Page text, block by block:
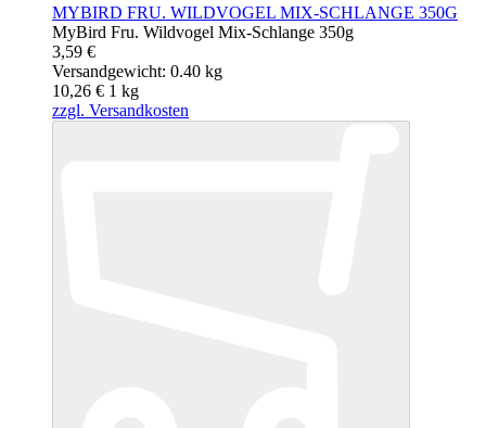
MYBIRD FRU. WILDVOGEL MIX-SCHLANGE 350G
MyBird Fru. Wildvogel Mix-Schlange 350g
3,59 €
Versandgewicht: 0.40 kg
10,26 € 1 kg
zzgl. Versandkosten